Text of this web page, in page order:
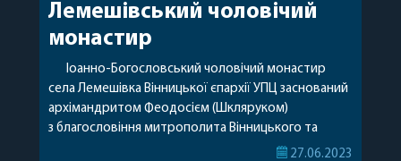
Лемешівський чоловічий
монастир
Іоанно-Богословський чоловічий монастир
села Лемешівка Вінницької єпархії УПЦ заснований
архімандритом Феодосієм (Шкляруком)
з благословіння митрополита Вінницького та
Могилів-Подільського Макарія (Свистуна) у 1999-
27.06.2023